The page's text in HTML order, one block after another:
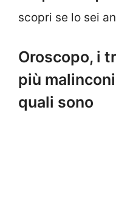
scopri se lo sei
Oroscopo, i
più
quali sono